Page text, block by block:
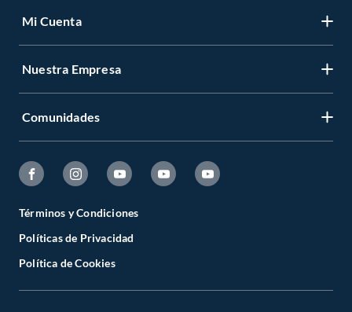
Mi Cuenta
Nuestra Empresa
Comunidades
Términos y Condiciones
Políticas de Privacidad
Política de Cookies